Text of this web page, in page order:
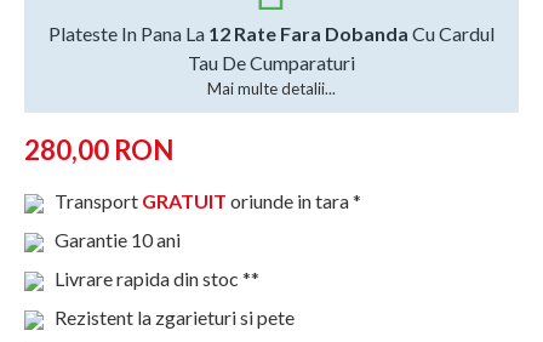
Plateste In Pana La 12 Rate Fara Dobanda Cu Cardul
Tau De Cumparaturi
Mai multe detalii...
280,00 RON
Transport GRATUIT oriunde in tara *
Garantie 10 ani
Livrare rapida din stoc **
Rezistent la zgarieturi si pete